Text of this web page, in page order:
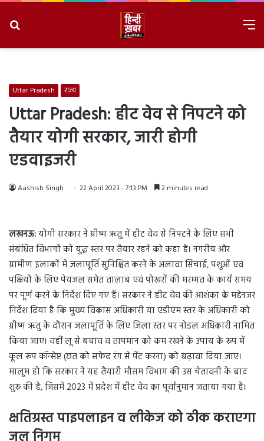
Uttar Pradesh राज्य
Uttar Pradesh: हीट वेव से निपटने को
तैयार योगी सरकार, जारी होगी
एडवाइजरी
Aashish Singh 22 April 2023 - 7:13 PM 2 minutes read
लखनऊ:योगी सरकार ने ग्रीष्म ऋतु में हीट वेव से निपटने के लिए सभी
संबंधित विभागों को युद्ध स्तर पर तैयार रहने को कहा है। नगरीय और
ग्रामीण इलाकों में जलापूर्ति सुनिश्चित करने के अलावा सिंचाई, पशुओं एवं
पक्षियों के लिए पेयजल समेत तालाब एवं पोखरों की मरम्मत के कार्य समय
पर पूर्ण करने के निर्देश दिए गए हैं। सरकार ने हीट वेव की आशंका के मद्देनजर
निर्देश दिया है कि मुख्य विकास अधिकारी या एडीएम स्तर के अधिकारी को
ग्रीष्म ऋतु के दौरान जलापूर्ति के लिए जिला स्तर पर नोडल अधिकारी नामित
किया जाए। वहीं लू से बचाव व तापमान को कम रखने के उपाय के रूप में
कूल रूप कॉन्सेप्ट (छत को सफेद रंग से पेंट करना) को बढ़ावा दिया जाए।
मालूम हो कि सरकार ने यह तैयारी मौसम विभाग की उस चेतावनी के बाद
शुरू की है, जिसमें 2023 में प्रदेश में हीट वेव का पूर्वानुमान जताया गया है।
क्षतिग्रस्त पाइपलाइन व लीकेज को ठीक कराएगा